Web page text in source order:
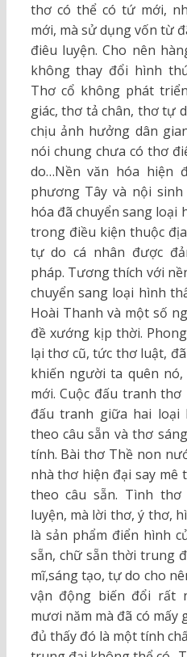
thơ có thể có tứ mới,
mới, mà sử dụng vốn từ
điêu luyện. Cho nên
không thay đổi hình
Thơ cổ không phát
giác, thơ tả chân, thơ tự
chịu ảnh hưởng dân
nói chung chưa có thơ
do…Nền văn hóa hiện
phương Tây và nội
hóa đã chuyển sang loại
trong điều kiện thuộc
tự do cá nhân được
pháp. Tương thích với
chuyển sang loại hình
Hoài Thanh và một số
đề xướng kịp thời.
lại thơ cũ, tức thơ luật,
khiến người ta quên
mới. Cuộc đấu tranh
đấu tranh giữa hai
theo câu sẵn và thơ
tính. Bài thơ Thề non
nhà thơ hiện đại say mê
theo câu sẵn. Tình
luyện, mà lời thơ, ý thơ,
là sản phẩm điển hình
sẵn, chữ sẵn thời trung
mĩ,sáng tạo, tự do cho
vận động biến đổi rất
mươi năm mà đã có
đủ thấy đó là một tính